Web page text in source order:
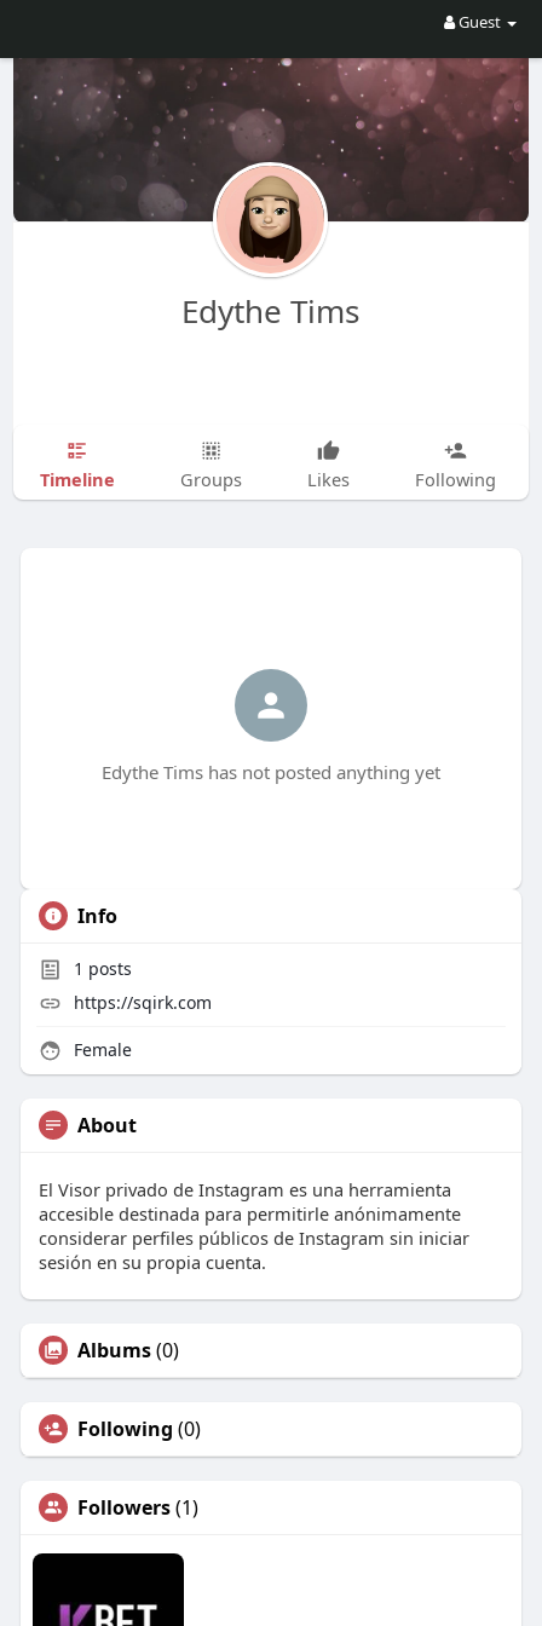
Guest
Edythe Tims
Timeline Groups Likes Following
Edythe Tims has not posted anything yet
Info
1 posts
https://sqirk.com
Female
About
El Visor privado de Instagram es una herramienta
accesible destinada para permitirle anónimamente
considerar perfiles públicos de Instagram sin iniciar
sesión en su propia cuenta.
Albums(0)
Following (0)
Followers(1)